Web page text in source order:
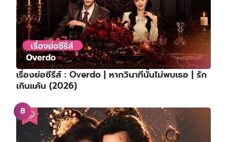
เรื่องย่อซีรีส์ : Overdo | หากวินาทีนั้นไม่พบเธอ | รัก
เกินแค้น (2026)